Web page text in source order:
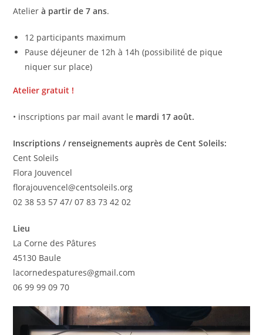
Atelierà partir de 7 ans.
12 participants maximum
Pause déjeuner de 12h à 14h (possibilité de pique
niquer sur place)
Atelier gratuit !
• inscriptions par mail avant le mardi 17 août.
Inscriptions / renseignements auprès de Cent Soleils:
Cent Soleils
Flora Jouvencel
florajouvencel@centsoleils.org
02 38 53 57 47/ 07 83 73 42 02
Lieu
La Corne des Pâtures
45130 Baule
lacornedespatures@gmail.com
06 99 99 09 70